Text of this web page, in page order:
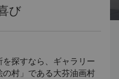
び
探すなら、ギャラリー
村」である大芬油画村